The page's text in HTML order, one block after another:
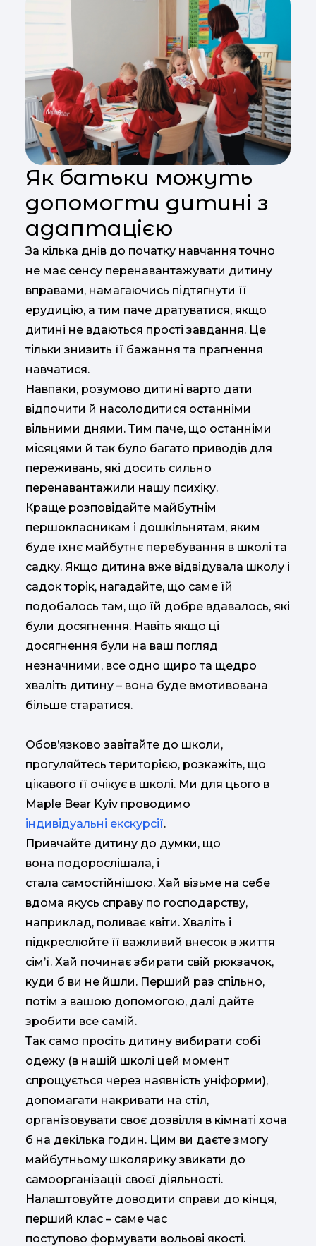
Як батьки можуть
допомогти дитині з
адаптацією
За кілька днів до початку навчання точно
не має сенсу перенавантажувати дитину
вправами, намагаючись підтягнути її
ерудицію, а тим паче дратуватися, якщо
дитині не вдаються прості завдання. Це
тільки знизить її бажання та прагнення
навчатися.
Навпаки, розумово дитині варто дати
відпочити й насолодитися останніми
вільними днями. Тим паче, що останніми
місяцями й так було багато приводів для
переживань, які досить сильно
перенавантажили нашу психіку.
Краще розповідайте майбутнім
першокласникам і дошкільнятам, яким
буде їхнє майбутнє перебування в школі та
садку. Якщо дитина вже відвідувала школу і
садок торік, нагадайте, що саме їй
подобалось там, що їй добре вдавалось, які
були досягнення. Навіть якщо ці
досягнення були на ваш погляд
незначними, все одно щиро та щедро
хваліть дитину – вона буде вмотивована
більше старатися.
Обов’язково завітайте до школи,
прогуляйтесь територією, розкажіть, що
цікавого її очікує в школі. Ми для цього в
Maple Bear Kyiv проводимо
індивідуальні екскурсії.
Привчайте дитину до думки, що
вона подорослішала, і
стала самостійнішою. Хай візьме на себе
вдома якусь справу по господарству,
наприклад, поливає квіти. Хваліть і
підкреслюйте її важливий внесок в життя
сім’ї. Хай починає збирати свій рюкзачок,
куди б ви не йшли. Перший раз спільно,
потім з вашою допомогою, далі дайте
зробити все самій.
Так само просіть дитину вибирати собі
одежу (в нашій школі цей момент
спрощується через наявність уніформи),
допомагати накривати на стіл,
організовувати своє дозвілля в кімнаті хоча
б на декілька годин. Цим ви даєте змогу
майбутньому школярику звикати до
самоорганізації своєї діяльності.
Налаштовуйте доводити справи до кінця,
перший клас – саме час
поступово формувати вольові якості.